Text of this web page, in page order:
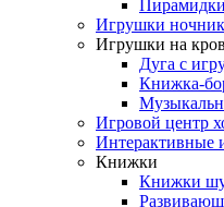
Пирамидки
Игрушки
Игрушки на
Дуга с
Книжка-
Игровой центр
Интерактивные
Книжки
Книжки